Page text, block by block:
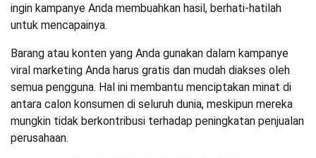
ingin kampanye Anda membuahkan hasil, berhati-hatilah
untuk mencapainya.
Barang atau konten yang Anda gunakan dalam kampanye
viral marketing Anda harus gratis dan mudah diakses oleh
semua pengguna. Hal ini membantu menciptakan minat di
antara calon konsumen di seluruh dunia, meskipun mereka
mungkin tidak berkontribusi terhadap peningkatan penjualan
perusahaan.